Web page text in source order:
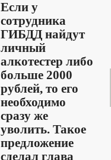
Если у
сотрудника
ГИБДД найдут
личный
алкотестер либо
больше 2000
рублей, то его
необходимо
сразу же
уволить. Такое
предложение
сделал глава